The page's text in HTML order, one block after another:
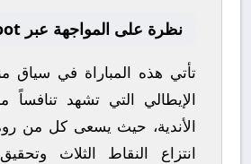
نظرة على المواجهة عبر yallashoot
تأتي هذه المباراة في سياق
الإيطالي التي تشهد تنافساً
الأندية، حيث يسعى كل من
انتزاع النقاط الثلاث